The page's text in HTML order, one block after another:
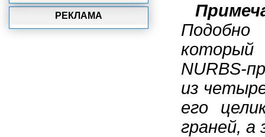
NURBS-
из
его
граней,
РЕКЛАМА